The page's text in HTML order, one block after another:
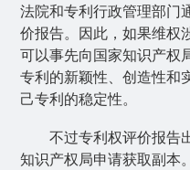
法院和专利行政管理部门
价报告。因此，如果维权
可以事先向国家知识产权
专利的新颖性、创造性和
己专利的稳定性。
不过专利权评价报告
知识产权局申请获取副本